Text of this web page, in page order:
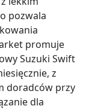
pozwala
promuje
Suzuki Swift
z
doradców przy
dla